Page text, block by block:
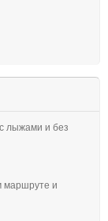
лыжами и без
маршруте и